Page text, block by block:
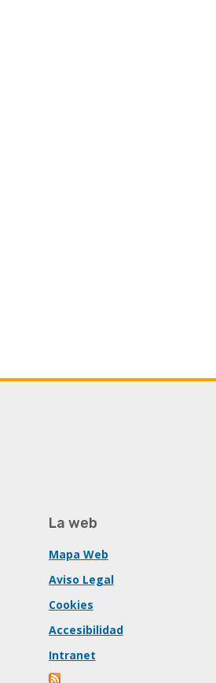
La web
Mapa Web
Aviso Legal
Cookies
Accesibilidad
Intranet